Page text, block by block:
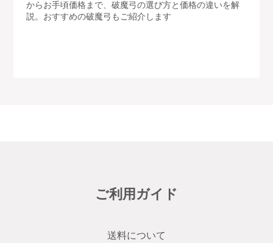
からお手頃価格まで、破魔弓の選び方と価格の違いを解
説。おすすめの破魔弓もご紹介します
ご利用ガイド
送料について